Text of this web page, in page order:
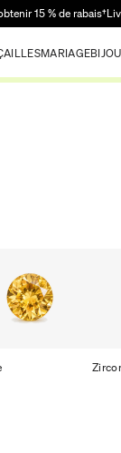
15 % de rabais†
MARIAGE